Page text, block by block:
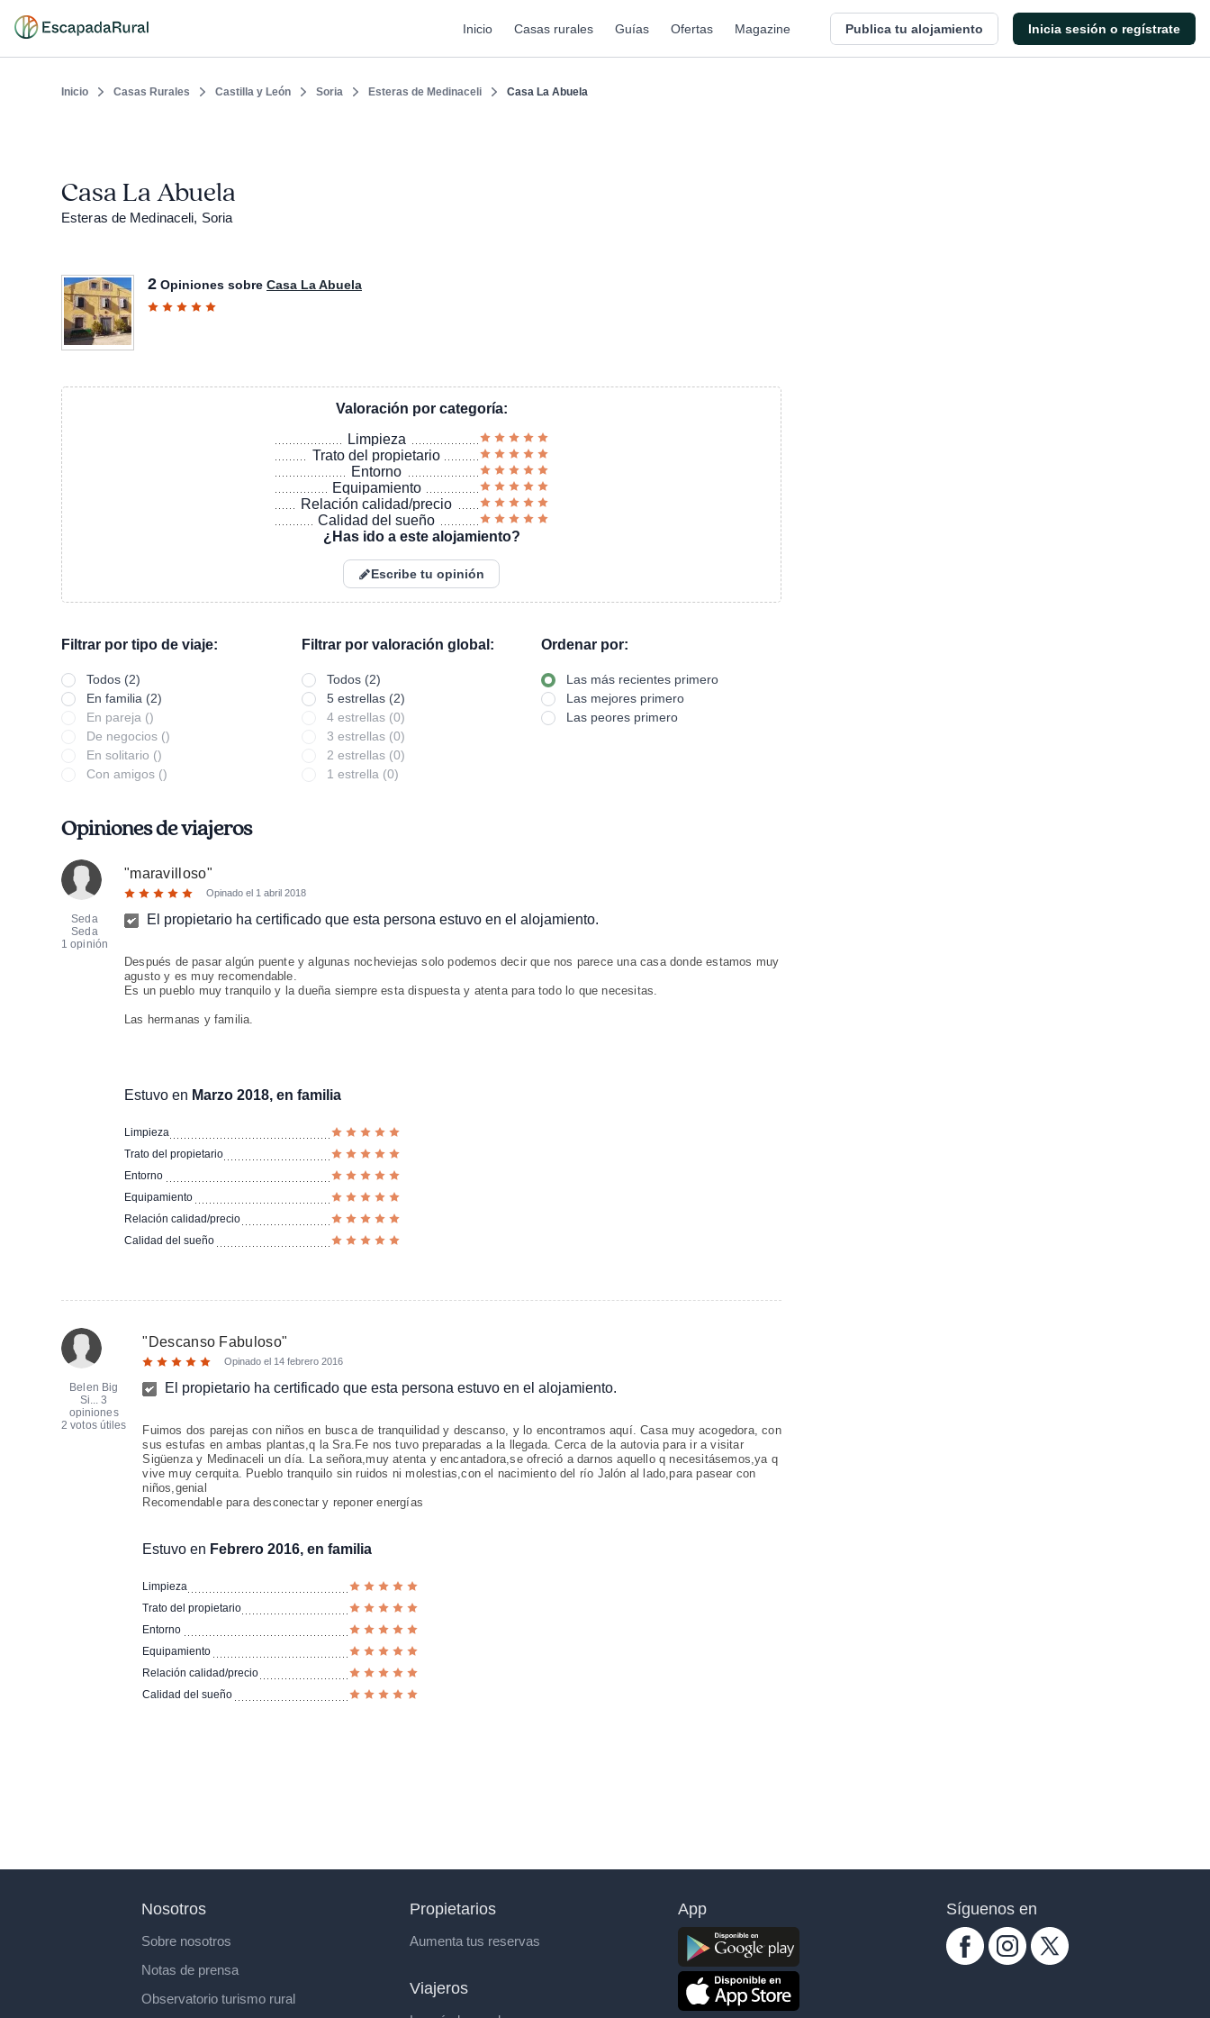
Inicio Casas rurales Guías Ofertas Magazine Publica tu alojamiento Inicia sesión o regístrate
Inicio Casas Rurales Castilla y León Soria Esteras de Medinaceli Casa La Abuela
Casa La Abuela
Esteras de Medinaceli, Soria
2 Opiniones sobre Casa La Abuela
Valoración por categoría:
Limpieza
Trato del propietario
Entorno
Equipamiento
Relación calidad/precio
Calidad del sueño
¿Has ido a este alojamiento?
Escribe tu opinión
Filtrar por tipo de viaje:
Todos (2)
En familia (2)
En pareja ()
De negocios ()
En solitario ()
Con amigos ()
Filtrar por valoración global:
Todos (2)
5 estrellas (2)
4 estrellas (0)
3 estrellas (0)
2 estrellas (0)
1 estrella (0)
Ordenar por:
Las más recientes primero
Las mejores primero
Las peores primero
Opiniones de viajeros
Seda
Seda
1 opinión
"maravilloso"
Opinado el 1 abril 2018
El propietario ha certificado que esta persona estuvo en el alojamiento.
Después de pasar algún puente y algunas nocheviejas solo podemos decir que nos parece una casa donde estamos muy
agusto y es muy recomendable.
Es un pueblo muy tranquilo y la dueña siempre esta dispuesta y atenta para todo lo que necesitas.
Las hermanas y familia.
Estuvo en Marzo 2018, en familia
Limpieza
Trato del propietario
Entorno
Equipamiento
Relación calidad/precio
Calidad del sueño
Belen Big
Si... 3
opiniones
2 votos útiles
" Descanso Fabuloso"
Opinado el 14 febrero 2016
El propietario ha certificado que esta persona estuvo en el alojamiento.
Fuimos dos parejas con niños en busca de tranquilidad y descanso, y lo encontramos aquí. Casa muy acogedora, con
sus estufas en ambas plantas,q la Sra.Fe nos tuvo preparadas a la llegada. Cerca de la autovia para ir a visitar
Sigüenza y Medinaceli un día. La señora,muy atenta y encantadora,se ofreció a darnos aquello q necesitásemos,ya q
vive muy cerquita. Pueblo tranquilo sin ruidos ni molestias,con el nacimiento del río Jalón al lado,para pasear con
niños,genial
Recomendable para desconectar y reponer energías
Estuvo en Febrero 2016, en familia
Limpieza
Trato del propietario
Entorno
Equipamiento
Relación calidad/precio
Calidad del sueño
Nosotros
Sobre nosotros
Notas de prensa
Observatorio turismo rural
Propietarios
Aumenta tus reservas
Viajeros
App Síguenos en